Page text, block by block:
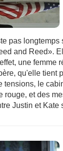
pas
and Reed».
une femme
qu'elle tient
tensions, le
rouge, et des
Justin et Kate